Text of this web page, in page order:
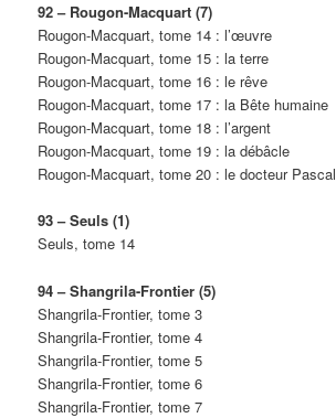
92 – Rougon-Macquart (7)
Rougon-Macquart, tome 14 : l’œuvre
Rougon-Macquart, tome 15 : la terre
Rougon-Macquart, tome 16 : le rêve
Rougon-Macquart, tome 17 : la Bête humaine
Rougon-Macquart, tome 18 : l’argent
Rougon-Macquart, tome 19 : la débâcle
Rougon-Macquart, tome 20 : le docteur Pascal
93 – Seuls (1)
Seuls, tome 14
94 – Shangrila-Frontier (5)
Shangrila-Frontier, tome 3
Shangrila-Frontier, tome 4
Shangrila-Frontier, tome 5
Shangrila-Frontier, tome 6
Shangrila-Frontier, tome 7